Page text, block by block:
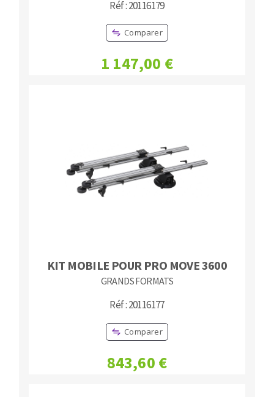
Réf : 20116179
Comparer
1 147,00 €
KIT MOBILE POUR PRO MOVE 3600
GRANDS FORMATS
Réf : 20116177
Comparer
843,60 €